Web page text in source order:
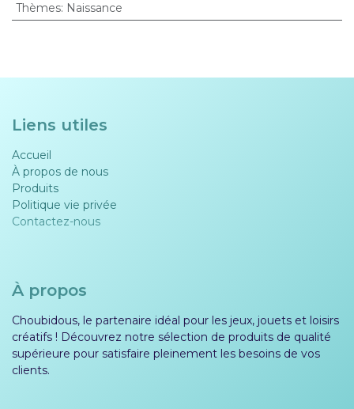
Thèmes: Naissance
Liens utiles
Accueil
À propos de nous
Produits
Politique vie privée​​
Contactez-nous
À propos
Choubidous, le partenaire idéal pour les jeux, jouets et loisirs
créatifs ! Découvrez notre sélection de produits de qualité
supérieure pour satisfaire pleinement les besoins de vos
clients.